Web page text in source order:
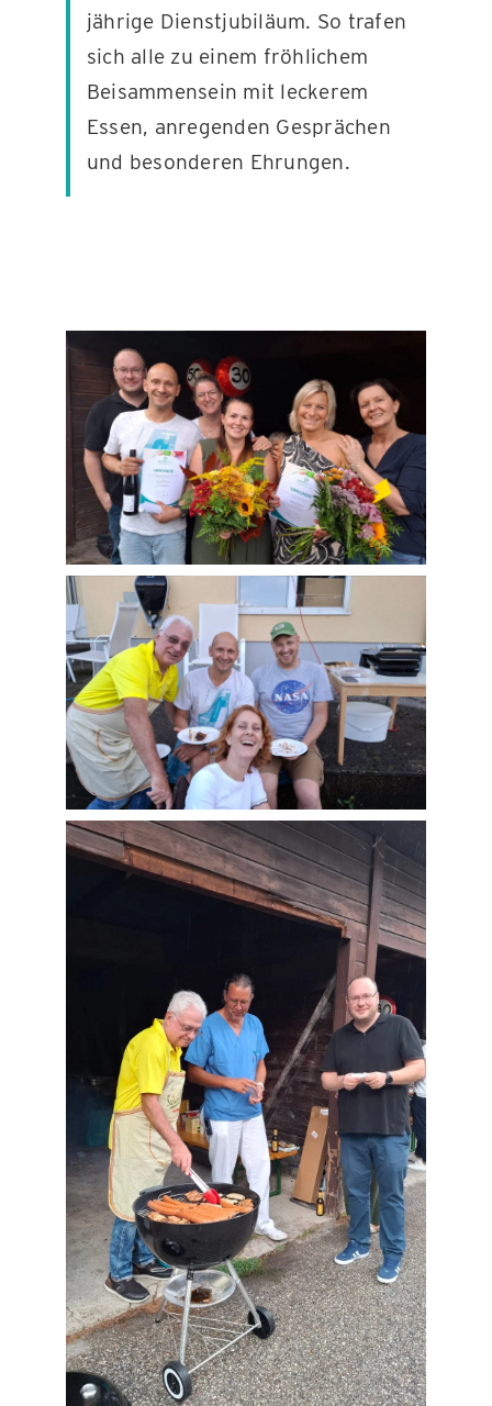
jährige Dienstjubiläum. So trafen
sich alle zu einem fröhlichem
Beisammensein mit leckerem
Essen, anregenden Gesprächen
und besonderen Ehrungen.